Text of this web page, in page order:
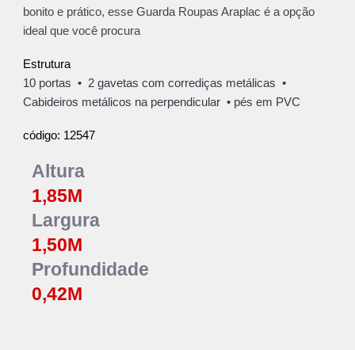
bonito e prático, esse Guarda Roupas Araplac é a opção
ideal que você procura
Estrutura
10 portas • 2 gavetas com corrediças metálicas •
Cabideiros metálicos na perpendicular • pés em PVC
código: 12547
Altura
1,85M
Largura
1,50M
Profundidade
0,42M